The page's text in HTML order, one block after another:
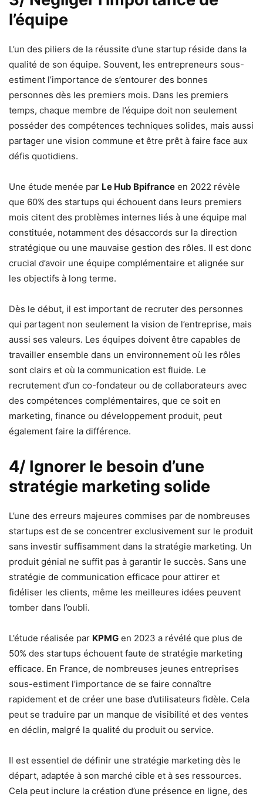
l’équipe
L’un des piliers de la réussite d’une startup réside dans la
qualité de son équipe. Souvent, les entrepreneurs sous-
estiment l’importance de s’entourer des bonnes
personnes dès les premiers mois. Dans les premiers
temps, chaque membre de l’équipe doit non seulement
posséder des compétences techniques solides, mais aussi
partager une vision commune et être prêt à faire face aux
défis quotidiens.
Une étude menée par Le Hub Bpifrance en 2022 révèle
que 60% des startups qui échouent dans leurs premiers
mois citent des problèmes internes liés à une équipe mal
constituée, notamment des désaccords sur la direction
stratégique ou une mauvaise gestion des rôles. Il est donc
crucial d’avoir une équipe complémentaire et alignée sur
les objectifs à long terme.
Dès le début, il est important de recruter des personnes
qui partagent non seulement la vision de l’entreprise, mais
aussi ses valeurs. Les équipes doivent être capables de
travailler ensemble dans un environnement où les rôles
sont clairs et où la communication est fluide. Le
recrutement d’un co-fondateur ou de collaborateurs avec
des compétences complémentaires, que ce soit en
marketing, finance ou développement produit, peut
également faire la différence.
4/ Ignorer le besoin d’une
stratégie marketing solide
L’une des erreurs majeures commises par de nombreuses
startups est de se concentrer exclusivement sur le produit
sans investir suffisamment dans la stratégie marketing. Un
produit génial ne suffit pas à garantir le succès. Sans une
stratégie de communication efficace pour attirer et
fidéliser les clients, même les meilleures idées peuvent
tomber dans l’oubli.
L’étude réalisée par KPMG en 2023 a révélé que plus de
50% des startups échouent faute de stratégie marketing
efficace. En France, de nombreuses jeunes entreprises
sous-estiment l’importance de se faire connaître
rapidement et de créer une base d’utilisateurs fidèle. Cela
peut se traduire par un manque de visibilité et des ventes
en déclin, malgré la qualité du produit ou service.
Il est essentiel de définir une stratégie marketing dès le
départ, adaptée à son marché cible et à ses ressources.
Cela peut inclure la création d’une présence en ligne, des